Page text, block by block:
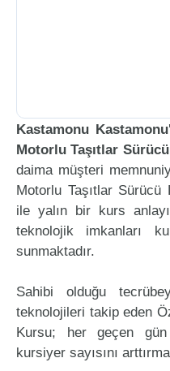
Kastamonu
Motorlu Taşıtlar
daima müşteri
Motorlu Taşıtlar
ile yalın bir kurs
teknolojik imkanları
sunmaktadır.
Sahibi olduğu
teknolojileri takip eden
Kursu; her geçen
kursiyer sayısını